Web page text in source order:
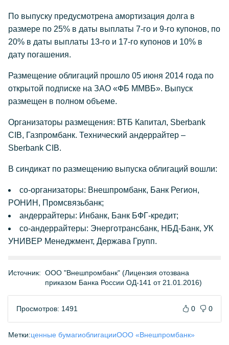
По выпуску предусмотрена амортизация долга в
размере по 25% в даты выплаты 7-го и 9-го купонов, по
20% в даты выплаты 13-го и 17-го купонов и 10% в
дату погашения.
Размещение облигаций прошло 05 июня 2014 года по
открытой подписке на ЗАО «ФБ ММВБ». Выпуск
размещен в полном объеме.
Организаторы размещения: ВТБ Капитал, Sberbank
CIB, Газпромбанк. Технический андеррайтер –
Sberbank CIB.
В синдикат по размещению выпуска облигаций вошли:
со-организаторы: Внешпромбанк, Банк Регион,
РОНИН, Промсвязьбанк;
андеррайтеры: Инбанк, Банк БФГ-кредит;
со-андеррайтеры: Энерготрансбанк, НБД-Банк, УК
УНИВЕР Менеджмент, Держава Групп.
Источник: ООО "Внешпромбанк" (Лицензия отозвана
приказом Банка России ОД-141 от 21.01.2016)
Просмотров: 1491 0 0
Метки:ценные бумагиоблигацииООО «Внешпромбанк»